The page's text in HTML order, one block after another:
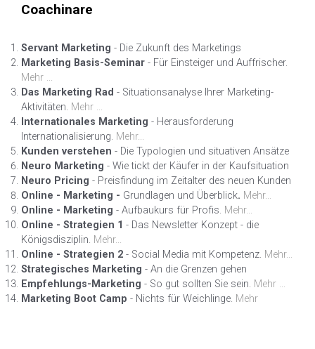
Coachinare
Servant Marketing - Die Zukunft des Marketings
Marketing Basis-Seminar - Für Einsteiger und Auffrischer.
Mehr ...
Das Marketing Rad - Situationsanalyse Ihrer Marketing-
Aktivitäten. Mehr ...
Internationales Marketing - Herausforderung
Internationalisierung. Mehr...
Kunden verstehen - Die Typologien und situativen Ansätze
Neuro Marketing - Wie tickt der Käufer in der Kaufsituation
Neuro Pricing - Preisfindung im Zeitalter des neuen Kunden
Online - Marketing - Grundlagen und Überblick. Mehr...
Online - Marketing - Aufbaukurs für Profis. Mehr...
Online - Strategien 1 - Das Newsletter Konzept - die
Königsdisziplin. Mehr...
Online - Strategien 2 - Social Media mit Kompetenz. Mehr...
Strategisches Marketing - An die Grenzen gehen
Empfehlungs-Marketing - So gut sollten Sie sein. Mehr ...
Marketing Boot Camp - Nichts für Weichlinge. Mehr